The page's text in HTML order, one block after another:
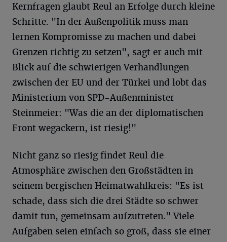
Kernfragen glaubt Reul an Erfolge durch kleine
Schritte. "In der Außenpolitik muss man
lernen Kompromisse zu machen und dabei
Grenzen richtig zu setzen", sagt er auch mit
Blick auf die schwierigen Verhandlungen
zwischen der EU und der Türkei und lobt das
Ministerium von SPD-Außenminister
Steinmeier: "Was die an der diplomatischen
Front wegackern, ist riesig!"
Nicht ganz so riesig findet Reul die
Atmosphäre zwischen den Großstädten in
seinem bergischen Heimatwahlkreis: "Es ist
schade, dass sich die drei Städte so schwer
damit tun, gemeinsam aufzutreten." Viele
Aufgaben seien einfach so groß, dass sie einer